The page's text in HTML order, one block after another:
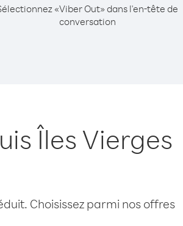
«Viber Out» dans l'en-tête de
conversation
Îles Vierges
Choisissez parmi nos offres